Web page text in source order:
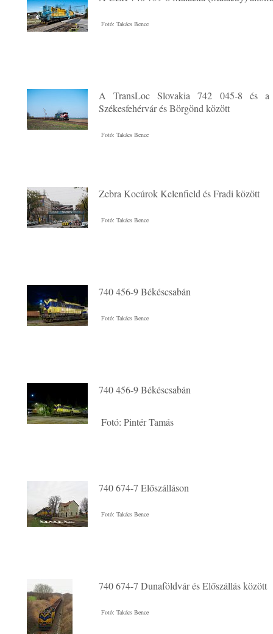
Fotó: Takács Bence
A TransLoc Slovakia 742 045-8 és
Székesfehérvár és Börgönd között
Fotó: Takács Bence
Zebra Kocúrok Kelenfield és Fradi között
Fotó: Takács Bence
740 456-9 Békéscsabán
Fotó: Takács Bence
740 456-9 Békéscsabán
Fotó: Pintér Tamás
740 674-7 Előszálláson
Fotó: Takács Bence
740 674-7 Dunaföldvár és Előszállás között
Fotó: Takács Bence